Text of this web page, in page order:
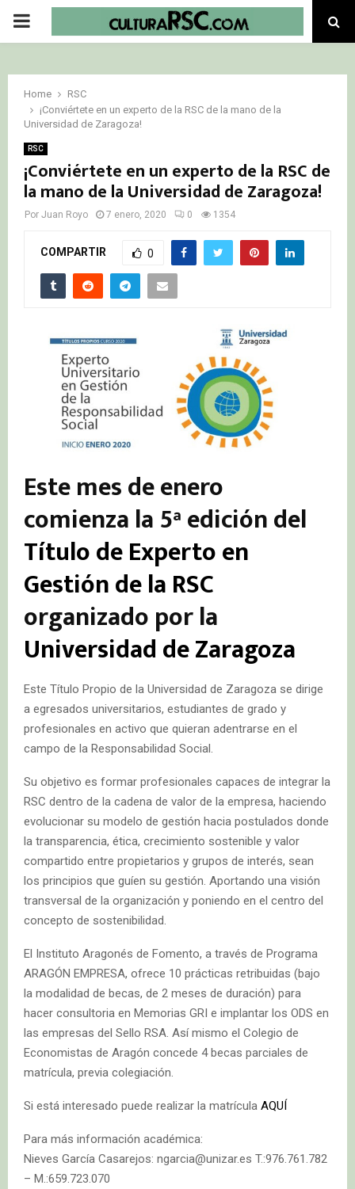
PRIMARY
Home
RSC
¡Conviértete en un experto de la RSC de la mano de la
Universidad de Zaragoza!
RSC
¡Conviértete en un experto de la RSC de
la mano de la Universidad de Zaragoza!
Por Juan Royo 7 enero, 2020 0 1354
COMPARTIR 0
Este mes de enero
comienza la 5ª edición del
Título de Experto en
Gestión de la RSC
organizado por la
Universidad de Zaragoza
Este Título Propio de la Universidad de Zaragoza se dirige
a egresados universitarios, estudiantes de grado y
profesionales en activo que quieran adentrarse en el
campo de la Responsabilidad Social.
Su objetivo es formar profesionales capaces de integrar la
RSC dentro de la cadena de valor de la empresa, haciendo
evolucionar su modelo de gestión hacia postulados donde
la transparencia, ética, crecimiento sostenible y valor
compartido entre propietarios y grupos de interés, sean
los principios que guíen su gestión. Aportando una visión
transversal de la organización y poniendo en el centro del
concepto de sostenibilidad.
El Instituto Aragonés de Fomento, a través de Programa
ARAGÓN EMPRESA, ofrece 10 prácticas retribuidas (bajo
la modalidad de becas, de 2 meses de duración) para
hacer consultoria en Memorias GRI e implantar los ODS en
las empresas del Sello RSA. Así mismo el Colegio de
Economistas de Aragón concede 4 becas parciales de
matrícula, previa colegiación.
Si está interesado puede realizar la matrícula AQUÍ
Para más información académica:
Nieves García Casarejos: ngarcia@unizar.es T.:976.761.782
– M.:659.723.070